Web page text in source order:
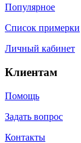
Популярное
Список примерки
Личный кабинет
Клиентам
Помощь
Задать вопрос
Контакты